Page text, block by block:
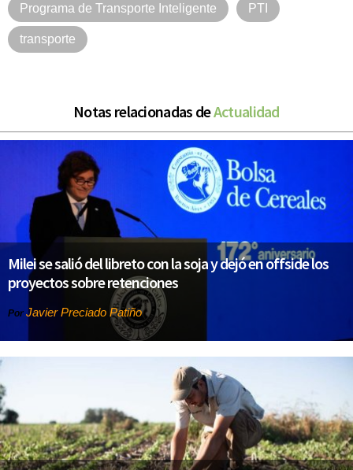
Programa de Transporte Inteligente PTI
transporte
Notas relacionadas deActualidad
Milei se salió del libreto con la soja y dejó en offside los
proyectos sobre retenciones
Por Javier Preciado Patiño